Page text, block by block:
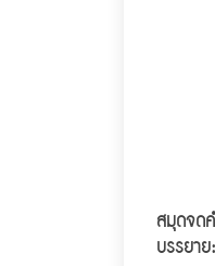
สมุดจด
บรรยาย: